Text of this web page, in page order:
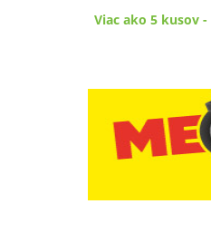
Viac ako 5 kusov -